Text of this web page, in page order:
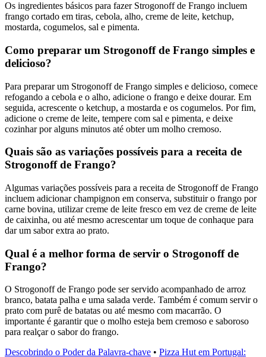
Os ingredientes básicos para fazer Strogonoff de Frango incluem
frango cortado em tiras, cebola, alho, creme de leite, ketchup,
mostarda, cogumelos, sal e pimenta.
Como preparar um Strogonoff de Frango simples e
delicioso?
Para preparar um Strogonoff de Frango simples e delicioso, comece
refogando a cebola e o alho, adicione o frango e deixe dourar. Em
seguida, acrescente o ketchup, a mostarda e os cogumelos. Por fim,
adicione o creme de leite, tempere com sal e pimenta, e deixe
cozinhar por alguns minutos até obter um molho cremoso.
Quais são as variações possíveis para a receita de
Strogonoff de Frango?
Algumas variações possíveis para a receita de Strogonoff de Frango
incluem adicionar champignon em conserva, substituir o frango por
carne bovina, utilizar creme de leite fresco em vez de creme de leite
de caixinha, ou até mesmo acrescentar um toque de conhaque para
dar um sabor extra ao prato.
Qual é a melhor forma de servir o Strogonoff de
Frango?
O Strogonoff de Frango pode ser servido acompanhado de arroz
branco, batata palha e uma salada verde. Também é comum servir o
prato com purê de batatas ou até mesmo com macarrão. O
importante é garantir que o molho esteja bem cremoso e saboroso
para realçar o sabor do frango.
Descobrindo o Poder da Palavra-chave • Pizza Hut em Portugal: